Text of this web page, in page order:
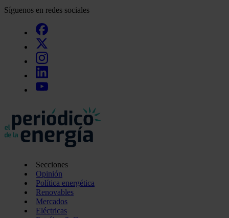
Síguenos en redes sociales
Secciones
Opinión
Política energética
Renovables
Mercados
Eléctricas